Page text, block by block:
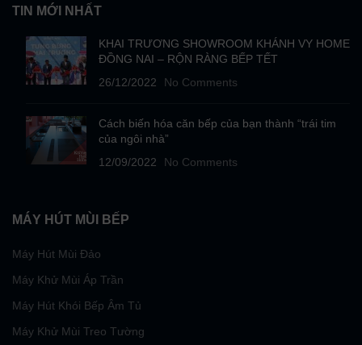
TIN MỚI NHẤT
KHAI TRƯƠNG SHOWROOM KHÁNH VY HOME
ĐỒNG NAI – RỘN RÀNG BẾP TẾT
26/12/2022
No Comments
Cách biến hóa căn bếp của bạn thành “trái tim
của ngôi nhà”
12/09/2022
No Comments
MÁY HÚT MÙI BẾP
Máy Hút Mùi Đảo
Máy Khử Mùi Áp Trần
Máy Hút Khói Bếp Âm Tủ
Máy Khử Mùi Treo Tường